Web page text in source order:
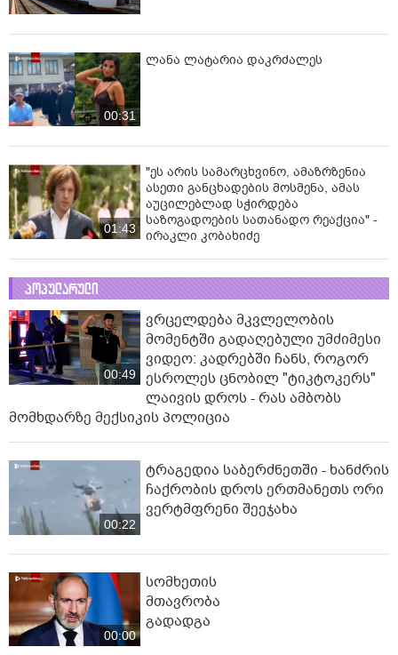
00:31
ლანა ლატარია დაკრძალეს
01:43
"ეს არის სამარცხვინო, ამაზრზენია
ასეთი განცხადების მოსმენა, ამას
აუცილებლად სჭირდება
საზოგადოების სათანადო რეაქცია" -
ირაკლი კობახიძე
პოპულარული
00:49
ვრცელდება მკვლელობის
მომენტში გადაღებული უმძიმესი
ვიდეო: კადრებში ჩანს, როგორ
ესროლეს ცნობილ "ტიკტოკერს"
ლაივის დროს - რას ამბობს
მომხდარზე მექსიკის პოლიცია
00:22
ტრაგედია საბერძნეთში - ხანძრის
ჩაქრობის დროს ერთმანეთს ორი
ვერტმფრენი შეეჯახა
00:00
სომხეთის
მთავრობა
გადადგა